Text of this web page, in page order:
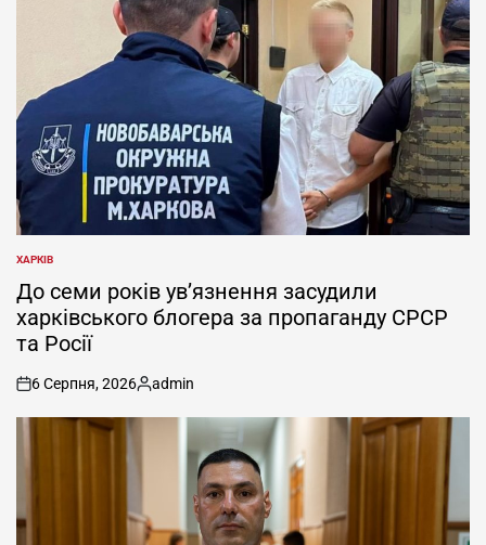
ОПУБЛІКУВАТИ
У
ХАРКІВ
До семи років ув’язнення засудили
харківського блогера за пропаганду СРСР
та Росії
on
6 Серпня, 2026
Опубліковано
admin